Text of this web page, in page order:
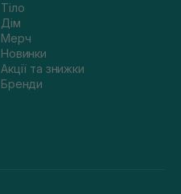
Тіло
Дім
Мерч
Новинки
Акції та знижки
Бренди